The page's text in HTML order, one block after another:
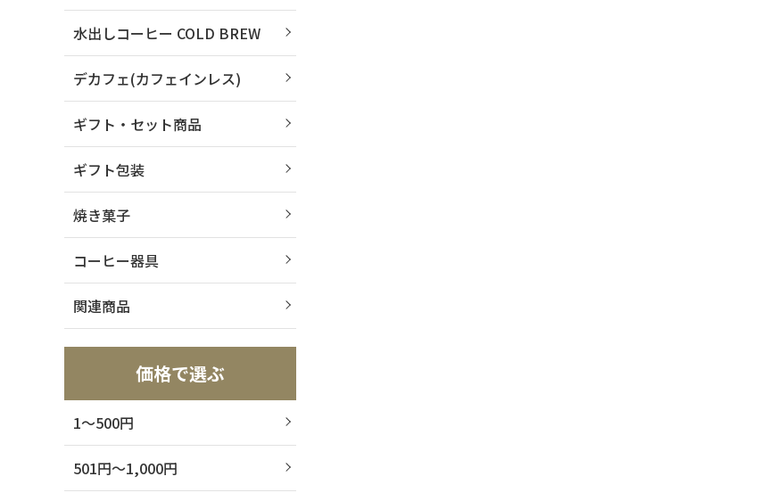
水出しコーヒー COLD BREW
デカフェ(カフェインレス)
ギフト・セット商品
ギフト包装
焼き菓子
コーヒー器具
関連商品
価格で選ぶ
1～500円
501円～1,000円